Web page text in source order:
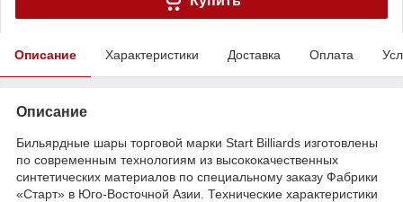
Описание Характеристики Доставка Оплата
Описание
Бильярдные шары торговой марки Start Billiards изготовлены
по современным технологиям из высококачественных
синтетических материалов по специальному заказу Фабрики
«Старт» в Юго-Восточной Азии. Технические характеристики